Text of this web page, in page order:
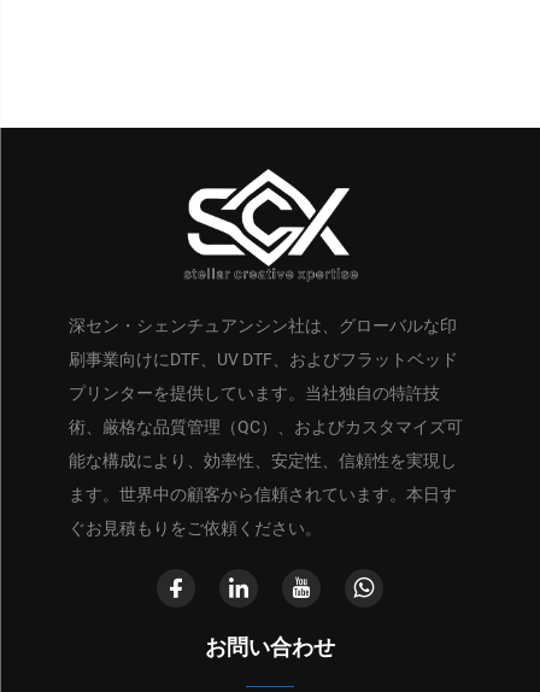
深セン・シェンチュアンシン社は、グローバルな印
刷事業向けにDTF、UV DTF、およびフラットベッド
プリンターを提供しています。当社独自の特許技
術、厳格な品質管理（QC）、およびカスタマイズ可
能な構成により、効率性、安定性、信頼性を実現し
ます。世界中の顧客から信頼されています。本日す
ぐお見積もりをご依頼ください。
お問い合わせ